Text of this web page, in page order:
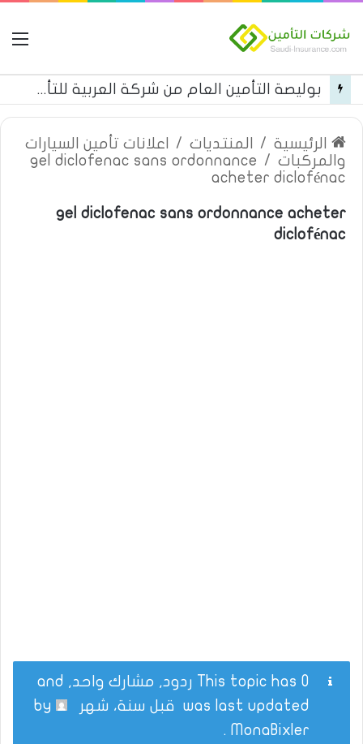
بوليصة التأمين العام من شركة العربية للتأمين
الرئيسية / المنتديات /
اعلانات تأمين السيارات
والمركبات /
gel diclofenac sans ordonnance
acheter diclofénac
gel diclofenac sans ordonnance acheter
diclofénac
This topic has 0 ردود, مشارك واحد, and
was last updated قبل سنة، شهر
MonaBixler
.